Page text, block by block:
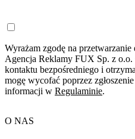
Wyrażam zgodę na
Agencja Reklamy FUX Sp. z
kontaktu bezpośredniego i
mogę wycofać poprzez zgłoszenie
informacji w Regulaminie.
O NAS